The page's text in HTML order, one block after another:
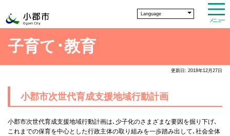
Language
メニュー
子育て･教育
更新日: 2018年12月27日
小郡市次世代育成支援地域行動計画
小郡市次世代育成支援地域行動計画は､少子化のさまざまな要因を掘り下げ､
これまでの保育を中心とした行政主体の取り組みを一歩踏み出して､社会全体